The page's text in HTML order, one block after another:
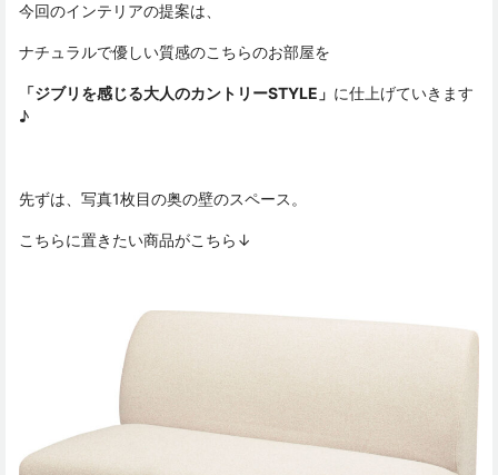
今回のインテリアの提案は、
ナチュラルで優しい質感のこちらのお部屋を
「ジブリを感じる大人のカントリーSTYLE」 に仕上げていきます
♪
先ずは、写真1枚目の奥の壁のスペース。
こちらに置きたい商品がこちら↓